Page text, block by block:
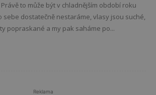
to může být v chladnějším období roku
sebe dostatečně nestaráme, vlasy jsou suché,
popraskané a my pak saháme po...
Reklama